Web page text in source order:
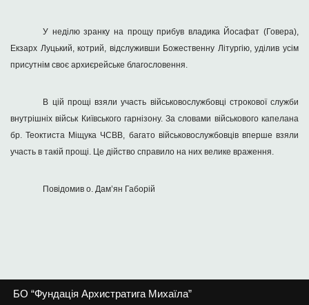
У неділю зранку на прощу прибув владика Йосафат (Говера),
Екзарх Луцький, котрий, відслуживши Божественну Літургію, уділив усім
присутнім своє архиєрейське благословення.
В цій прощі взяли участь військовослужбовці строкової служби
внутрішніх військ Київського гарнізону. За словами військового капелана
бр. Теоктиста Міщука ЧСВВ, багато військовослужбовців вперше взяли
участь в такій прощі. Це дійство справило на них велике враження.
Повідомив о. Дам’ян Габорій
БО “Фундація Архистратига Михаїла”